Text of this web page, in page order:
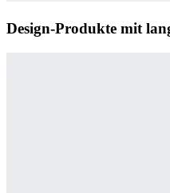
Design-Produkte mit